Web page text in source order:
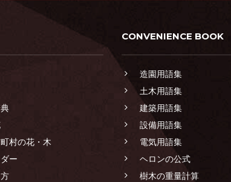
村の花・木
ー
CONVENIENCE BOOK
造園用語集
土木用語集
建築用語集
設備用語集
電気用語集
ヘロンの公式
樹木の重量計算